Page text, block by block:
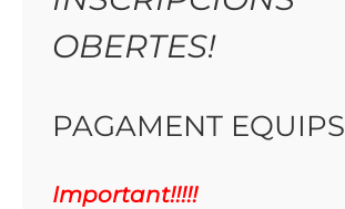
OBERTES!
PAGAMENT EQUIPS
Important!!!!!